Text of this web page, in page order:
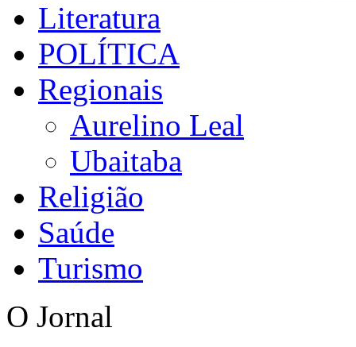
Literatura
POLÍTICA
Regionais
Aurelino Leal
Ubaitaba
Religião
Saúde
Turismo
O Jornal